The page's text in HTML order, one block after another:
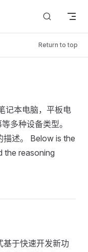
Return to top
记本电脑，平板电
多种设备类型。
描述。 Below is the
the reasoning
基于快速开发新功